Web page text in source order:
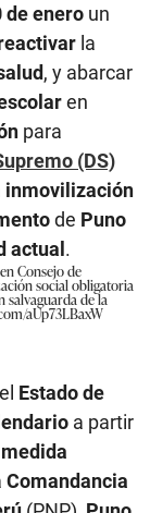
de enero un
la
, y abarcar
en
para
(DS)
inmovilización
de Puno
actual.
Consejo de
social obligatoria
salvaguarda de la
aUp73LBaxW
Estado de
a partir
medida
Comandancia